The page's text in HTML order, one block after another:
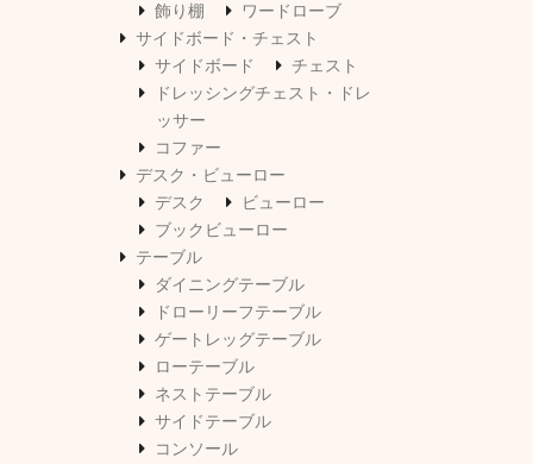
飾り棚
ワードローブ
サイドボード・チェスト
サイドボード
チェスト
ドレッシングチェスト・ドレ
ッサー
コファー
デスク・ビューロー
デスク
ビューロー
ブックビューロー
テーブル
ダイニングテーブル
ドローリーフテーブル
ゲートレッグテーブル
ローテーブル
ネストテーブル
サイドテーブル
コンソール